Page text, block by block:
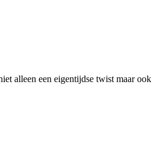
alleen een eigentijdse twist maar ook